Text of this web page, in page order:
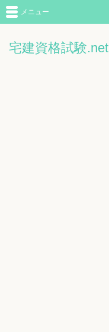
宅建資格試験.net
メニュー